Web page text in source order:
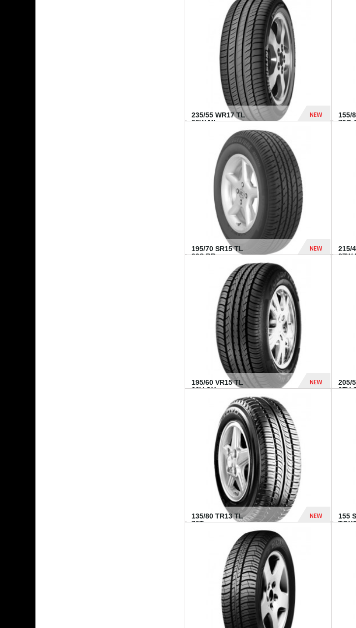
235/55 WR17 TL
99W MI...
NEW
1 182 Dhs
155/
79Q
195/70 SR15 TL
92S BR...
NEW
837 Dhs
215/
87W
195/60 VR15 TL
88V GY...
NEW
205/
87V
135/80 TR13 TL
70T...
NEW
155